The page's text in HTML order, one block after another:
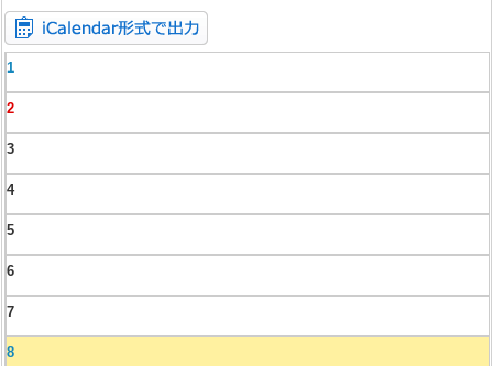
1
2
3
4
5
6
7
8